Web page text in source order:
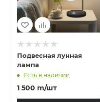
Подвесная лунная
лампа
Есть в наличии
1 500 m/шт